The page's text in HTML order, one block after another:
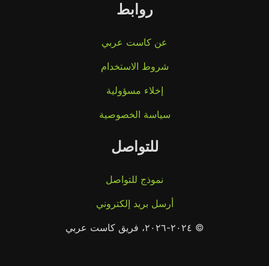
روابط
عن كاست عربي
شروط الاستخدام
إخلاء مسؤولية
سياسة الخصوصية
للتواصل
نموذج للتواصل
أرسل بريد إلكتروني
© ٢٠٢٤-٢٠٢٦، فريق كاست عربي